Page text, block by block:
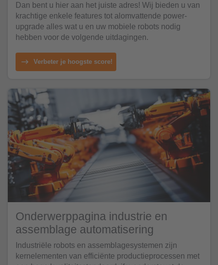
Dan bent u hier aan het juiste adres! Wij bieden u van
krachtige enkele features tot alomvattende power-
upgrade alles wat u en uw mobiele robots nodig
hebben voor de volgende uitdagingen.
Verbeter je hoogste score!
Onderwerppagina industrie en
assemblage automatisering
Industriële robots en assemblagesystemen zijn
kernelementen van efficiënte productieprocessen met